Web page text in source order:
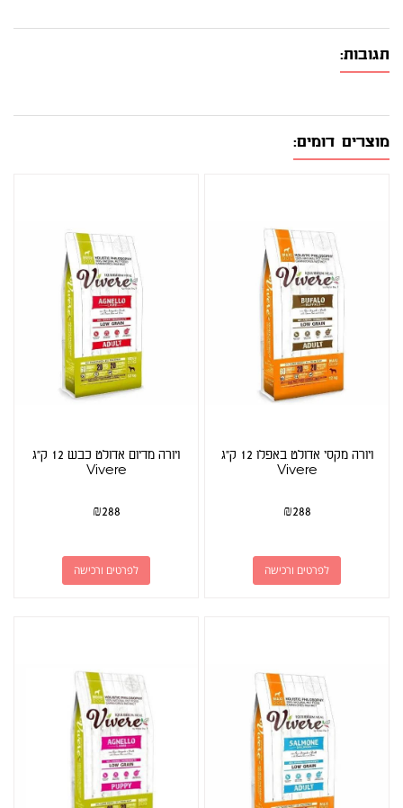
תגובות:
מוצרים דומים:
ויורה מקסי אדולט באפלו 12 ק"ג
Vivere
₪288
לפרטים ורכישה
ויורה מדיום אדולט כבש 12 ק"ג
Vivere
₪288
לפרטים ורכישה